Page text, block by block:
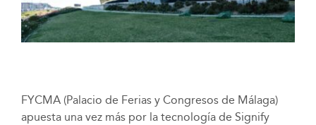
FYCMA (Palacio de Ferias y Congresos de Málaga)
apuesta una vez más por la tecnología de Signify